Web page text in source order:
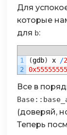
Для
которые
для b:
1
2
(gdb) x /
Все в
(доверяй,
Теперь